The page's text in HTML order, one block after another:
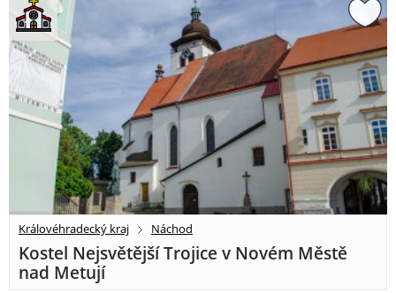
Královéhradecký kraj Náchod
Kostel Nejsvětější Trojice v Novém Městě
nad Metují